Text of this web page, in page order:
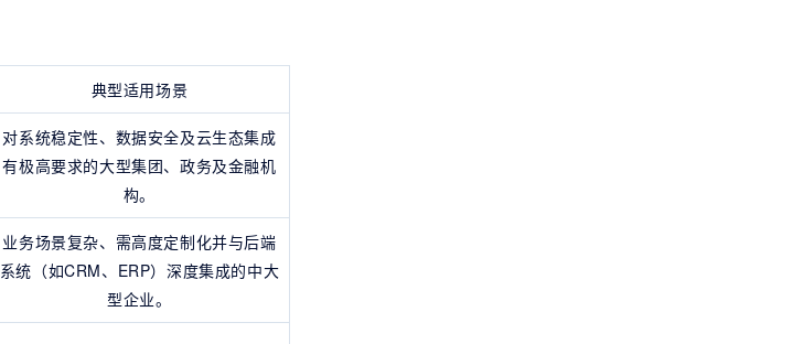
典型适用场景
对系统稳定性、数据安全及云生态集成
有极高要求的大型集团、政务及金融机
构。
业务场景复杂、需高度定制化并与后端
系统（如CRM、ERP）深度集成的中大
型企业。